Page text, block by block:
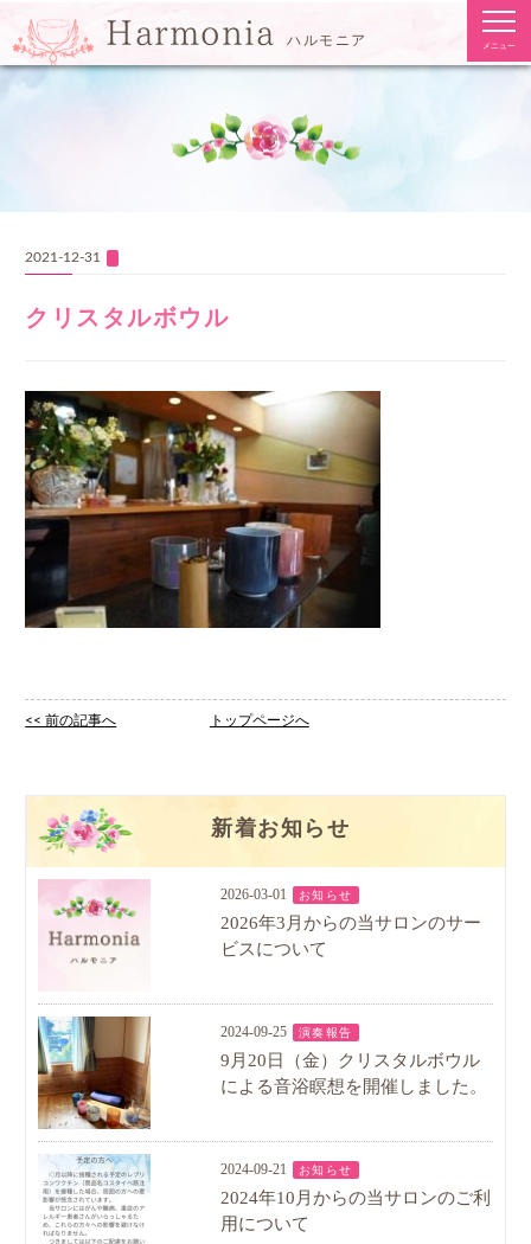
Harmonia ハルモニア メニュー
2021-12-31
クリスタルボウル
<< 前の記事へ トップページへ
新着お知らせ
2026-03-01 お知らせ
2026年3月からの当サロンのサー
ビスについて
2024-09-25 演奏報告
9月20日（金）クリスタルボウル
による音浴瞑想を開催しました。
2024-09-21 お知らせ
2024年10月からの当サロンのご利
用について